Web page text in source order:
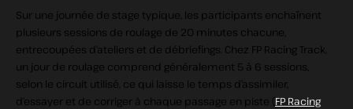
Sur une journée de stage typique, les participants enchaînent
plusieurs sessions de roulage de 20 minutes chacune,
entrecoupées d’ateliers et de débriefings. Chez FP Racing Track,
un jour de roulage comprend généralement 5 à 6 sessions,
selon le circuit utilisé, ce qui laisse le temps d’assimiler,
d’essayer et de corriger à chaque passage en piste (FP Racing